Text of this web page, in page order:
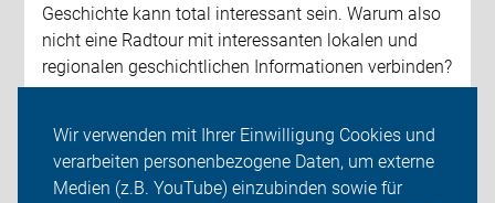
Wir verwenden mit Ihrer Einwilligung Cookies und
verarbeiten personenbezogene Daten, um externe
Medien (z.B. YouTube) einzubinden sowie für
Geschichte kann total interessant sein. Warum also
nicht eine Radtour mit interessanten lokalen und
regionalen geschichtlichen Informationen verbinden?
weiterlesen
OG HOMBERG (EFZE)-BORKEN MITMACHAKTIONEN